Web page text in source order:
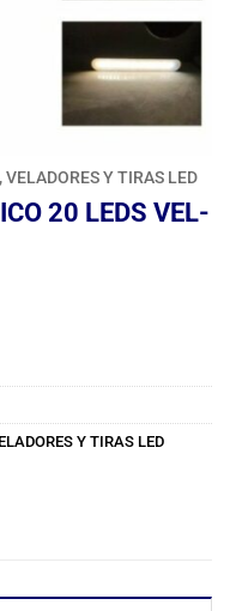
VELADORES Y TIRAS LED
20 LEDS VEL-
Y TIRAS LED